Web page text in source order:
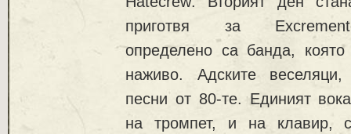
приготвя за
определено са банда,
наживо. Адските
песни от 80-те. Единият
на тромпет, и на клавир,